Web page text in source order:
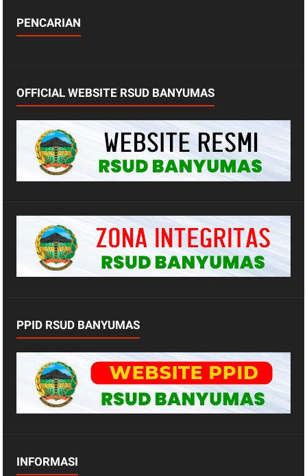
PENCARIAN
OFFICIAL WEBSITE RSUD BANYUMAS
PPID RSUD BANYUMAS
INFORMASI